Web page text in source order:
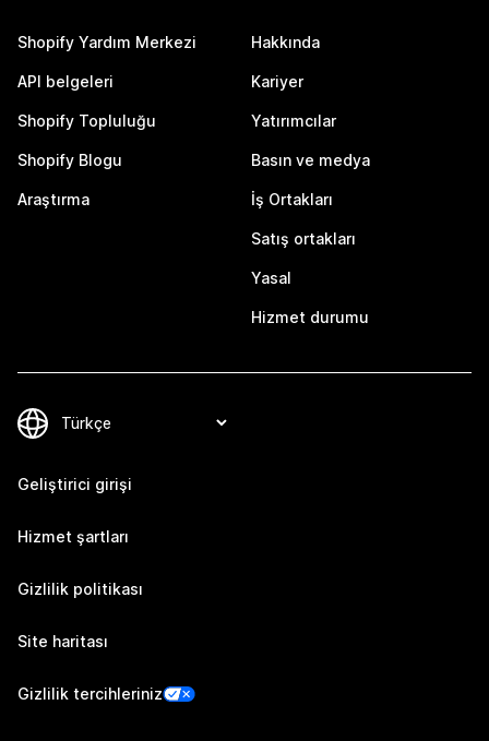
Shopify Yardım Merkezi
API belgeleri
Shopify Topluluğu
Shopify Blogu
Araştırma
Hakkında
Kariyer
Yatırımcılar
Basın ve medya
İş Ortakları
Satış ortakları
Yasal
Hizmet durumu
Geliştirici girişi
Hizmet şartları
Gizlilik politikası
Site haritası
Gizlilik tercihleriniz